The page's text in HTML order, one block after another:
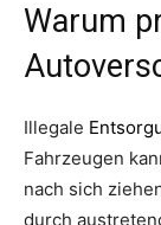
Warum
Illegale
Fahrzeugen
nach sich
durch